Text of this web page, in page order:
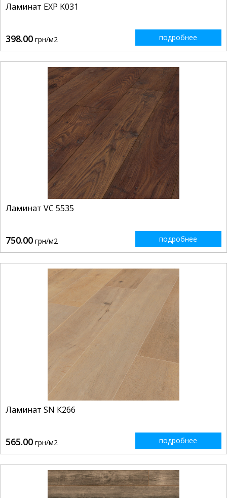
Ламинат EXP K031
398.00 грн/м2 подробнее
Ламинат VC 5535
750.00 грн/м2 подробнее
Ламинат SN К266
565.00 грн/м2 подробнее